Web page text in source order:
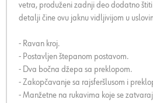
vetra, produženi zadnji deo dodatno
detalji čine ovu jaknu vidljivijom u
- Ravan kroj.
- Postavljen štepanom postavom.
- Dva bočna džepa sa preklopom.
- Zakopčavanje sa rajsferšlusom i
- Manžetne na rukavima koje se